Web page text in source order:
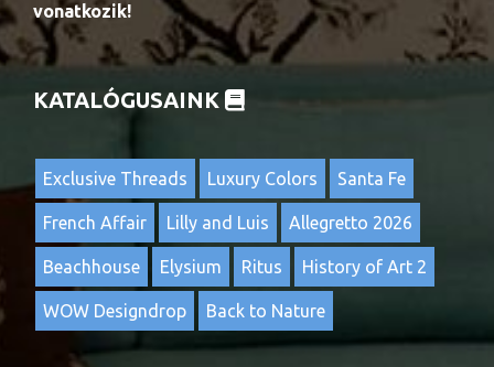
vonatkozik!
KATALÓGUSAINK
Exclusive Threads Luxury Colors Santa Fe
French Affair Lilly and Luis Allegretto 2026
Beachhouse Elysium Ritus History of Art 2
WOW Designdrop Back to Nature